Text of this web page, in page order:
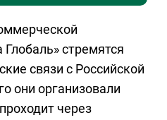
стремятся
связи с Российской
они организовали
через